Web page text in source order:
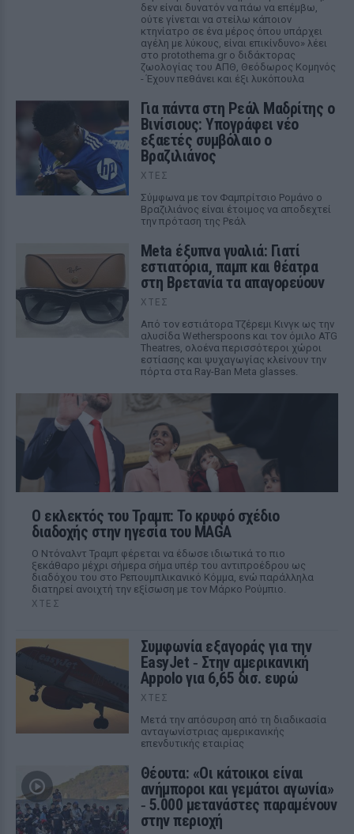
δεν είναι δυνατόν να πάω να επέμβω,
ούτε γίνεται να στείλω κάποιον
κτηνίατρο σε ένα μέρος όπου υπάρχει
αγέλη με λύκους, είναι επικίνδυνο» λέει
στο protothema.gr ο διδάκτορας
ζωολογίας του ΑΠΘ, Θεόδωρος Κομηνός
- Έχουν πεθάνει και έξι λυκόπουλα
Για πάντα στη Ρεάλ Μαδρίτης ο
Βινίσιους: Υπογράφει νέο
εξαετές συμβόλαιο ο
Βραζιλιάνος
ΧΤΕΣ
Σύμφωνα με τον Φαμπρίτσιο Ρομάνο ο
Βραζιλιάνος είναι έτοιμος να αποδεχτεί
την πρόταση της Ρεάλ
Meta έξυπνα γυαλιά: Γιατί
εστιατόρια, παμπ και θέατρα
στη Βρετανία τα απαγορεύουν
ΧΤΕΣ
Από τον εστιάτορα Τζέρεμι Κινγκ ως την
αλυσίδα Wetherspoons και τον όμιλο ATG
Theatres, ολοένα περισσότεροι χώροι
εστίασης και ψυχαγωγίας κλείνουν την
πόρτα στα Ray-Ban Meta glasses.
Ο εκλεκτός του Τραμπ: Το κρυφό σχέδιο
διαδοχής στην ηγεσία του MAGA
Ο Ντόναλντ Τραμπ φέρεται να έδωσε ιδιωτικά το πιο
ξεκάθαρο μέχρι σήμερα σήμα υπέρ του αντιπροέδρου ως
διαδόχου του στο Ρεπουμπλικανικό Κόμμα, ενώ παράλληλα
διατηρεί ανοιχτή την εξίσωση με τον Μάρκο Ρούμπιο.
ΧΤΕΣ
Συμφωνία εξαγοράς για την
EasyJet ‑ Στην αμερικανική
Appolo για 6,65 δισ. ευρώ
ΧΤΕΣ
Μετά την απόσυρση από τη διαδικασία
ανταγωνίστριας αμερικανικής
επενδυτικής εταιρίας
Θέουτα: «Οι κάτοικοι είναι
ανήμποροι και γεμάτοι αγωνία»
‑ 5.000 μετανάστες παραμένουν
στην περιοχή